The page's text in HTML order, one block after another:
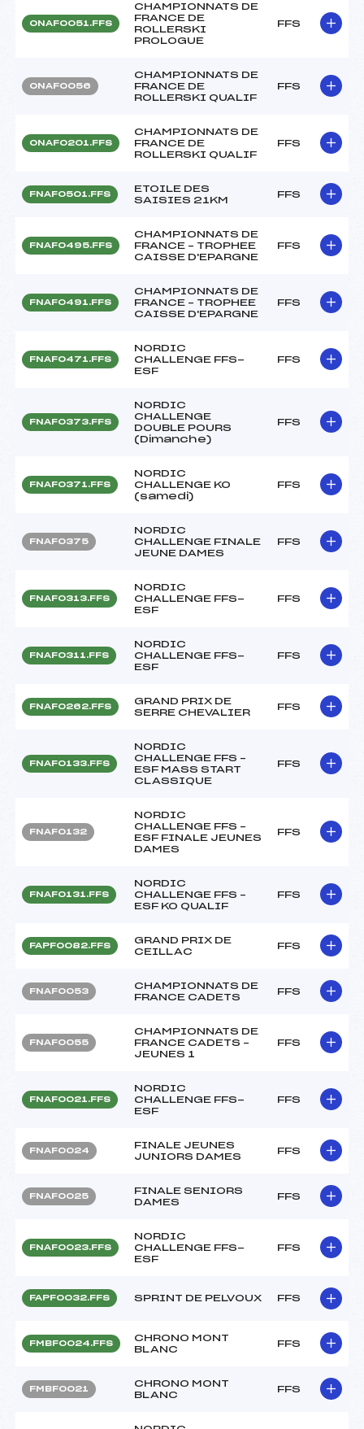
ONAF0051.FFS
CHAMPIONNATS DE
FRANCE DE
ROLLERSKI
PROLOGUE
FFS
ONAF0056
CHAMPIONNATS DE
FRANCE DE
ROLLERSKI QUALIF
FFS
ONAF0201.FFS
CHAMPIONNATS DE
FRANCE DE
ROLLERSKI QUALIF
FFS
FNAF0501.FFS
ETOILE DES
SAISIES 21KM
FFS
FNAF0495.FFS
CHAMPIONNATS DE
FRANCE – TROPHEE
CAISSE D'EPARGNE
FFS
FNAF0491.FFS
CHAMPIONNATS DE
FRANCE – TROPHEE
CAISSE D'EPARGNE
FFS
FNAF0471.FFS
NORDIC
CHALLENGE FFS-
ESF
FFS
FNAF0373.FFS
NORDIC
CHALLENGE
DOUBLE POURS
(Dimanche)
FFS
FNAF0371.FFS
NORDIC
CHALLENGE KO
(samedi)
FFS
FNAF0375
NORDIC
CHALLENGE FINALE
JEUNE DAMES
FFS
FNAF0313.FFS
NORDIC
CHALLENGE FFS-
ESF
FFS
FNAF0311.FFS
NORDIC
CHALLENGE FFS-
ESF
FFS
FNAF0262.FFS
GRAND PRIX DE
SERRE CHEVALIER
FFS
FNAF0133.FFS
NORDIC
CHALLENGE FFS –
ESF MASS START
CLASSIQUE
FFS
FNAF0132
NORDIC
CHALLENGE FFS –
ESF FINALE JEUNES
DAMES
FFS
FNAF0131.FFS
NORDIC
CHALLENGE FFS –
ESF KO QUALIF
FFS
FAPF0082.FFS
GRAND PRIX DE
CEILLAC
FFS
FNAF0053
CHAMPIONNATS DE
FRANCE CADETS
FFS
FNAF0055
CHAMPIONNATS DE
FRANCE CADETS –
JEUNES 1
FFS
FNAF0021.FFS
NORDIC
CHALLENGE FFS-
ESF
FFS
FNAF0024
FINALE JEUNES
JUNIORS DAMES
FFS
FNAF0025
FINALE SENIORS
DAMES
FFS
FNAF0023.FFS
NORDIC
CHALLENGE FFS-
ESF
FFS
FAPF0032.FFS SPRINT DE PELVOUX FFS
FMBF0024.FFS
CHRONO MONT
BLANC
FFS
FMBF0021
CHRONO MONT
BLANC
FFS